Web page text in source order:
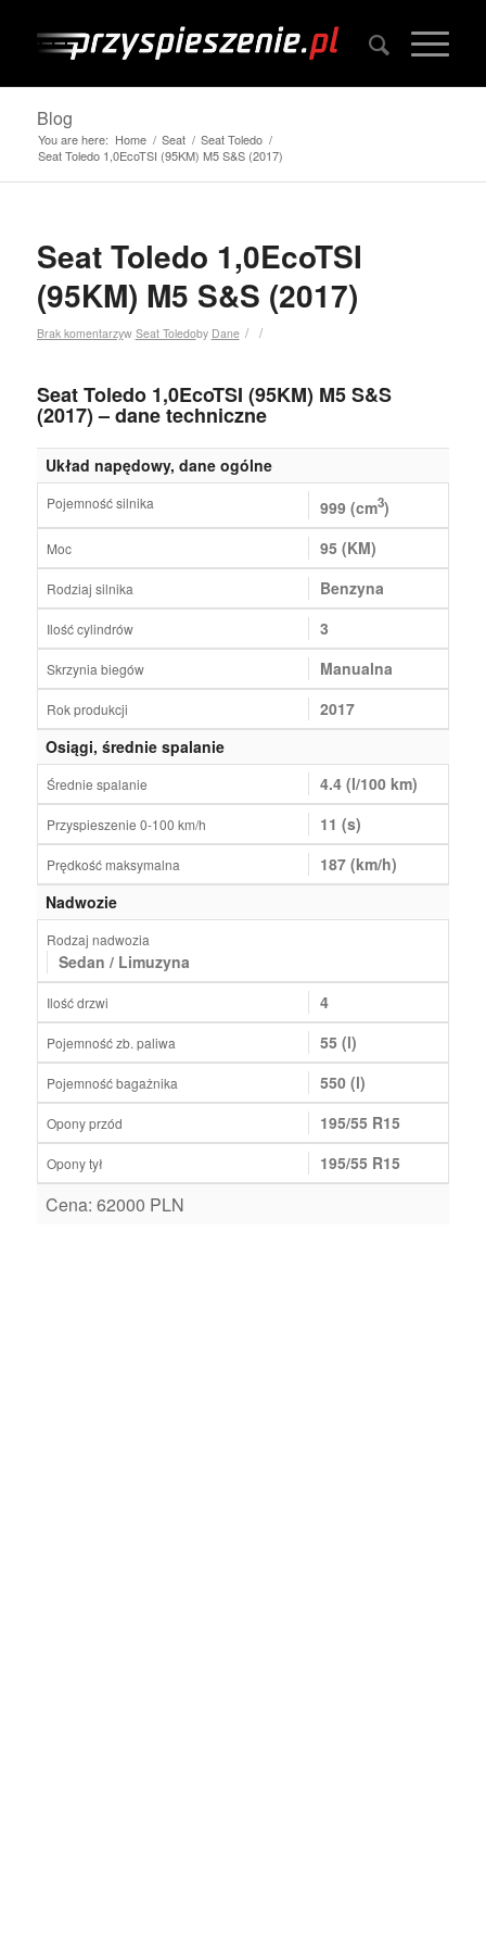
Blog
You are here: Home / Seat / Seat Toledo /
Seat Toledo 1,0EcoTSI (95KM) M5 S&S (2017)
Seat Toledo 1,0EcoTSI
(95KM) M5 S&S (2017)
Brak komentarzy /
w Seat Toledo /
by Dane
Seat Toledo 1,0EcoTSI (95KM) M5 S&S
(2017) – dane techniczne
Układ napędowy, dane ogólne
Pojemność silnika 999 (cm3)
Moc 95 (KM)
Rodziaj silnika Benzyna
Ilość cylindrów 3
Skrzynia biegów Manualna
Rok produkcji
2017
Osiągi, średnie spalanie
Średnie spalanie 4.4 (l/100 km)
Przyspieszenie 0-100 km/h 11 (s)
Prędkość maksymalna
187 (km/h)
Nadwozie
Rodzaj nadwozia
Sedan / Limuzyna
Ilość drzwi 4
Pojemność zb. paliwa 55 (l)
Pojemność bagażnika 550 (l)
Opony przód 195/55 R15
Opony tył 195/55 R15
Cena: 62000 PLN